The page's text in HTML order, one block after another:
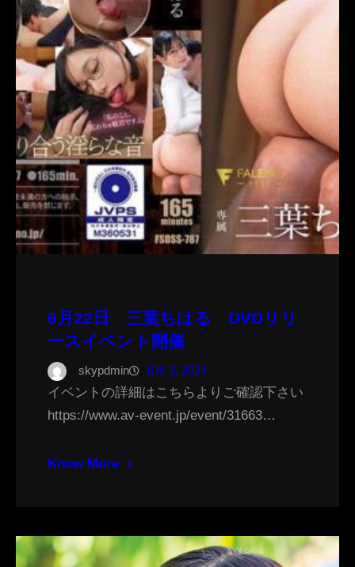
6月22日 三葉ちはる DVDリリ
ースイベント開催
skypdmin 6月 3, 2024
イベントの詳細はこちらよりご確認下さい
https://www.av-event.jp/event/31663…
Know More